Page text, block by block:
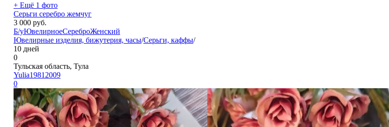
+ Ещё 1 фото
Серьги серебро жемчуг
3 000 руб.
Б/уЮвелирноеСереброЖенский
Ювелирные изделия, бижутерия, часы/Серьги, каффы/
10 дней
0
Тульская область, Тула
Yulia19812009
0